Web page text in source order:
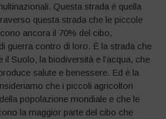
Questa strada è quella
questa strada che le piccole
ancora il 70% del cibo,
guerra contro di loro. È la strada che
il Suolo, la biodiversità e l’acqua, che
salute e benessere. Ed è la
che i piccoli agricoltori
popolazione mondiale e che le
la maggior parte del cibo che